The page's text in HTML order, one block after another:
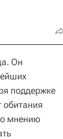
Он
поддержке
обитания
мнению